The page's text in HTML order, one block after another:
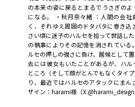
の本来の姿に戻るとまるでうさぎの
になる。 ・秋月奈々緒 ：人間の会社
く、それゆえ周囲のドタバタに巻き込
さい頃に迷子のハルセを拾って世話し
の執事によりその記憶を消されている
ルセの押しの強さに負け、居候として
去には彼女もいたことがあるが、ハ
ところ（そして顔がとんでもなくタイ
り、最近ではハルセのアタックにまん
ザイン：harami様（